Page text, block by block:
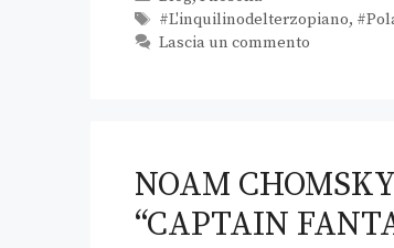
#L'inquilinodelterzopiano,
Lascia un commento
NOAM
“CAPTAIN